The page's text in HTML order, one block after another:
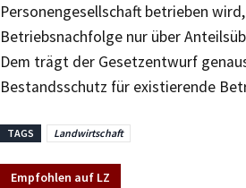
Personengesellschaft betrieben
Betriebsnachfolge nur über
Dem trägt der Gesetzentwurf
Bestandsschutz für existierende
TAGS Landwirtschaft
Empfohlen auf LZ